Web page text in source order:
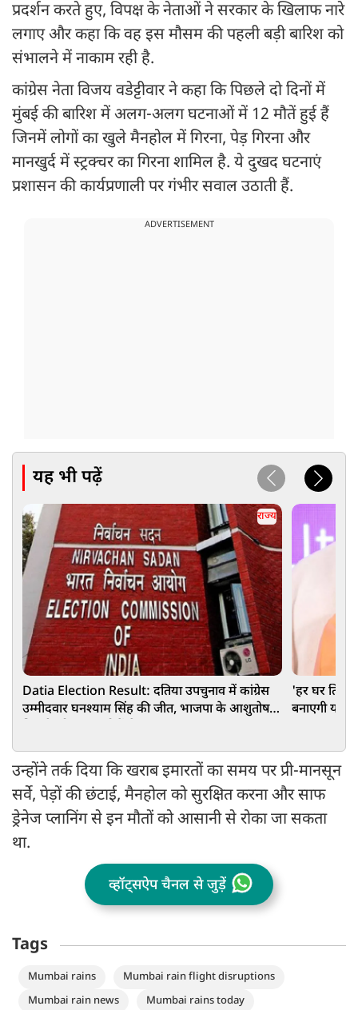
प्रदर्शन करते हुए, विपक्ष के नेताओं ने सरकार के खिलाफ नारे
लगाए और कहा कि वह इस मौसम की पहली बड़ी बारिश को
संभालने में नाकाम रही है.
कांग्रेस नेता विजय वडेट्टीवार ने कहा कि पिछले दो दिनों में
मुंबई की बारिश में अलग-अलग घटनाओं में 12 मौतें हुई हैं
जिनमें लोगों का खुले मैनहोल में गिरना, पेड़ गिरना और
मानखुर्द में स्ट्रक्चर का गिरना शामिल है. ये दुखद घटनाएं
प्रशासन की कार्यप्रणाली पर गंभीर सवाल उठाती हैं.
ADVERTISEMENT
यह भी पढ़ें
राज्य
Datia Election Result: दतिया उपचुनाव में कांग्रेस
उम्मीदवार घनश्याम सिंह की जीत, भाजपा के आशुतोष
'हर घर
बनाएगी
उन्होंने तर्क दिया कि खराब इमारतों का समय पर प्री-मानसून
सर्वे, पेड़ों की छंटाई, मैनहोल को सुरक्षित करना और साफ
ड्रेनेज प्लानिंग से इन मौतों को आसानी से रोका जा सकता
था.
व्हॉट्सऐप चैनल से जुड़ें
Tags
Mumbai rains
Mumbai rain flight disruptions
Mumbai rain news
Mumbai rains today